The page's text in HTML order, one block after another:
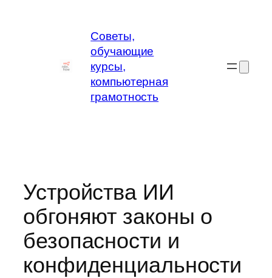
Советы,
обучающие
курсы,
компьютерная
грамотность
Устройства ИИ
обгоняют законы о
безопасности и
конфиденциальности